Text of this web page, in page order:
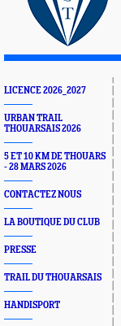
LICENCE 2026_2027
URBAN TRAIL
THOUARSAIS 2026
5 ET 10 KM DE THOUARS
- 28 MARS 2026
CONTACTEZ NOUS
LA BOUTIQUE DU CLUB
PRESSE
TRAIL DU THOUARSAIS
HANDISPORT